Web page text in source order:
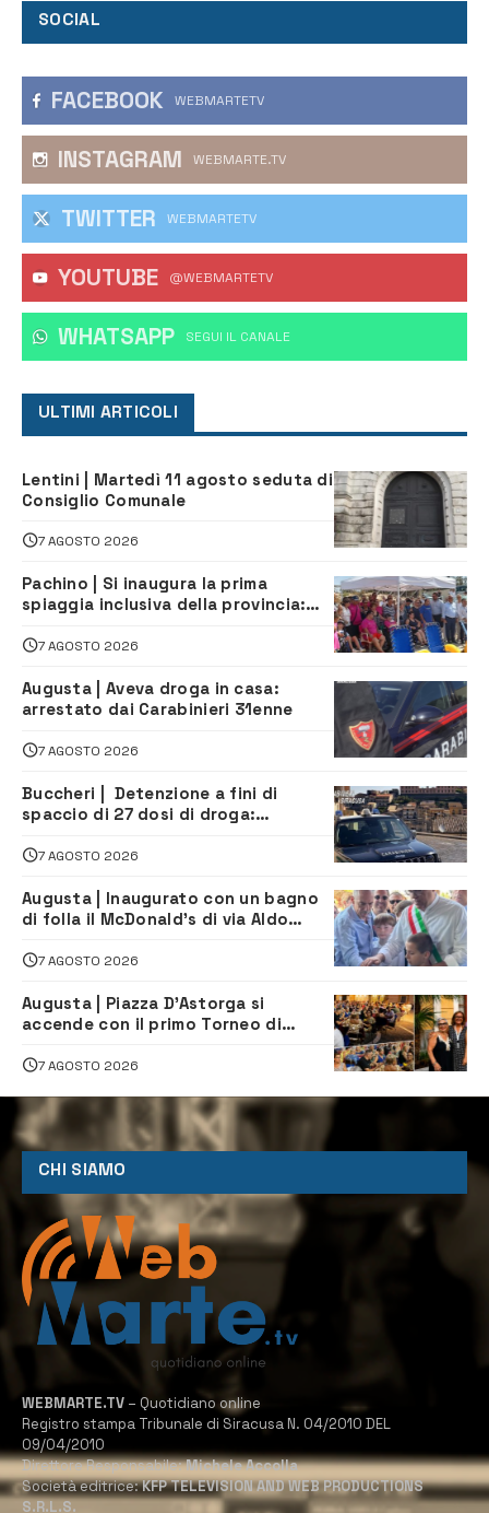
SOCIAL
FACEBOOK WEBMARTETV
INSTAGRAM WEBMARTE.TV
TWITTER WEBMARTETV
YOUTUBE @WEBMARTETV
WHATSAPP ‎SEGUI IL CANALE
ULTIMI ARTICOLI
Lentini | Martedì 11 agosto seduta di
Consiglio Comunale
7 AGOSTO 2026
Pachino | Si inaugura la prima
spiaggia inclusiva della provincia:
tutti
7 AGOSTO 2026
Augusta | Aveva droga in casa:
arrestato dai Carabinieri 31enne
7 AGOSTO 2026
Buccheri | Detenzione a fini di
spaccio di 27 dosi di droga:
7 AGOSTO 2026
Augusta | Inaugurato con un bagno
di folla il McDonald’s di via Aldo
7 AGOSTO 2026
Augusta | Piazza D’Astorga si
accende con il primo Torneo di
7 AGOSTO 2026
CHI SIAMO
WEBMARTE.TV – Quotidiano online
Registro stampa Tribunale di Siracusa N. 04/2010 DEL
09/04/2010
Direttore Responsabile:Michele Accolla
Società editrice:KFP TELEVISION AND WEB PRODUCTIONS
S.R.L.S.